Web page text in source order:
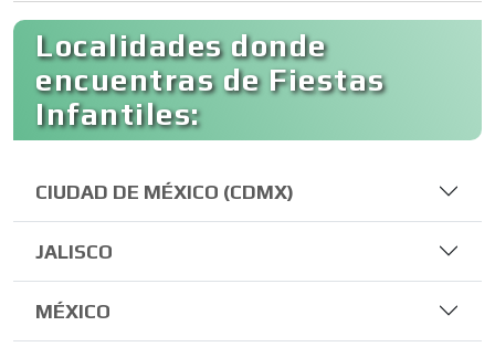
Localidades donde
encuentras de Fiestas
Infantiles:
CIUDAD DE MÉXICO (CDMX)
JALISCO
MÉXICO